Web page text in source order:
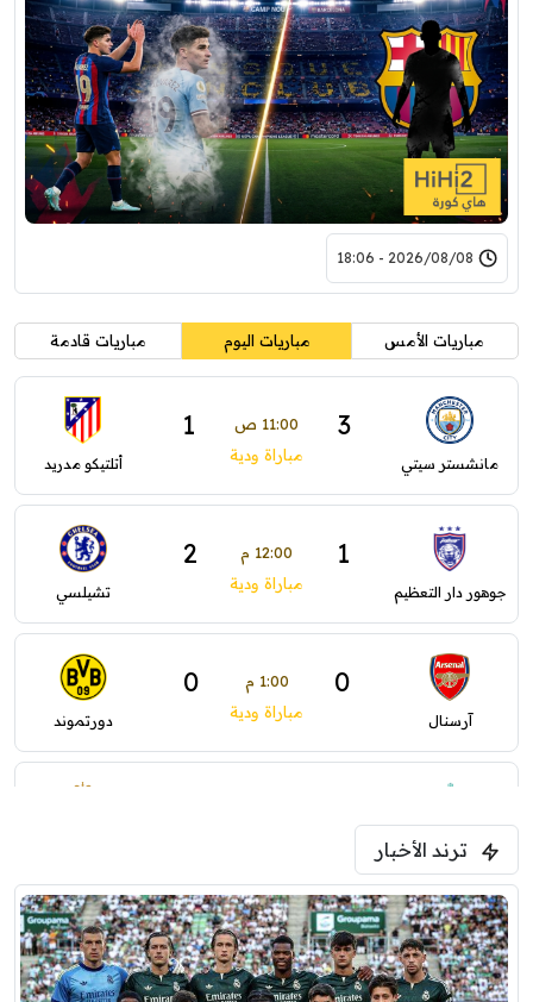
2026/08/08 - 18:06
مباريات الأمس مباريات اليوم مباريات قادمة
مانشستر سيتي
3 11:00 ص 1
مباراة ودية أتلتيكو مدريد
جوهور دار التعظيم
1 12:00 م 2
مباراة ودية تشيلسي
آرسنال
0 1:00 م 0
مباراة ودية دورتموند
ليفربول
ترند الأخبار